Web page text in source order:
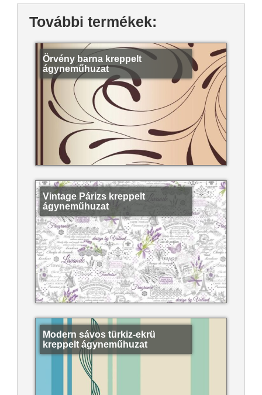
További termékek:
Örvény barna kreppelt
ágyneműhuzat
Vintage Párizs kreppelt
ágyneműhuzat
Modern sávos türkiz-ekrü
kreppelt ágyneműhuzat